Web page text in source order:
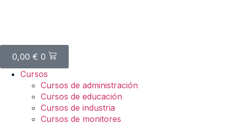
0,00 € 0
Cursos
Cursos de administración
Cursos de educación
Cursos de industria
Cursos de monitores